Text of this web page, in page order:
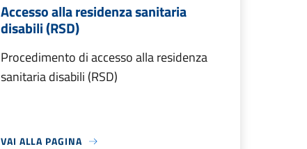
Accesso alla residenza sanitaria
disabili (RSD)
Procedimento di accesso alla residenza
sanitaria disabili (RSD)
VAI ALLA PAGINA